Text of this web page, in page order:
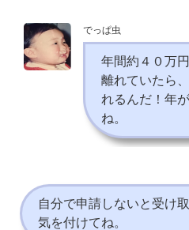
でっぱ虫
年間約４０万
離れていたら
れるんだ！年
ね。
自分で申請しないと受け
気を付けてね。